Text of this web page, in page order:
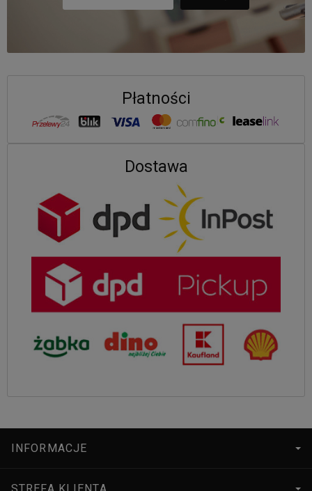
Płatności
Dostawa
INFORMACJE
STREFA KLIENTA